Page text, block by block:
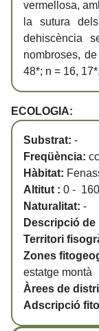
vermellosa,
la sutura
dehiscència
nombroses,
48*; n = 16,
ECOLOGIA:
Substrat: -
Freqüència: cc
Hàbitat:
Altitut : 0 -
Naturalitat: -
Descripció de
Territori
Zones
estatge montà
Àrees de
Adscripció